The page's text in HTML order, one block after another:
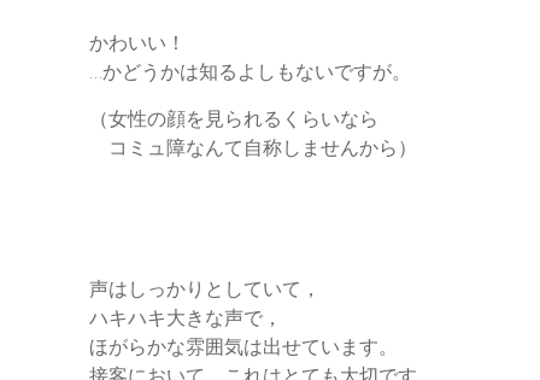
かわいい！
…かどうかは知るよしもないですが。
（女性の顔を見られるくらいなら
コミュ障なんて自称しませんから）
声はしっかりとしていて，
ハキハキ大きな声で，
ほがらかな雰囲気は出せています。